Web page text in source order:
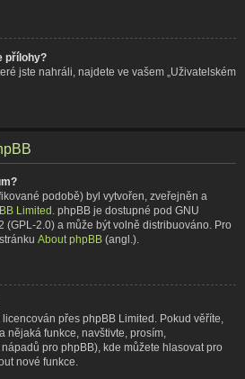
přílohy?
jste nahráli, najdete ve vašem „Uživatelském
podobě) byl vytvořen, zveřejněn a
Limited . phpBB je dostupné pod GNU
(GPL-2.0) a může být volně distribuováno. Pro
About phpBB (angl.).
přes phpBB Limited. Pokud věříte,
nějaká funkce, navštivte, prosím,
pro phpBB), kde můžete hlasovat pro
nové funkce.